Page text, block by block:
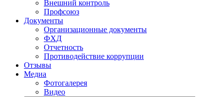
Внешний контроль
Профсоюз
Документы
Организационные документы
ФХД
Отчетность
Противодействие коррупции
Отзывы
Медиа
Фотогалерея
Видео